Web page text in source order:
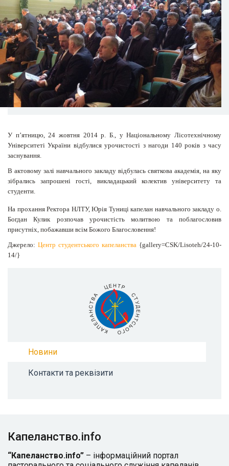
У п’ятницю, 24 жовтня 2014 р. Б., у Національному Лісотехнічному
Університеті України відбулися урочистості з нагоди 140 років з часу
заснування.
В актовому залі навчального закладу відбулась святкова академія, на яку
зібрались запрошені гості, викладацький колектив університету та
студенти.
На прохання Ректора НЛТУ, Юрія Туниці капелан навчального закладу о.
Богдан Кулик розпочав урочистість молитвою та поблагословив
присутніх, побажавши всім Божого Благословення!
Джерело: Центр студентського капеланства {gallery=CSK/Lisoteh/24-10-
14/}
Новини
Контакти та реквізити
Капеланство.info
“Капеланство.info” – інформаційний портал